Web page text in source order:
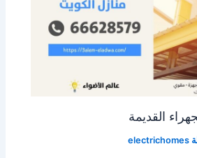
القديمة
electrichomes